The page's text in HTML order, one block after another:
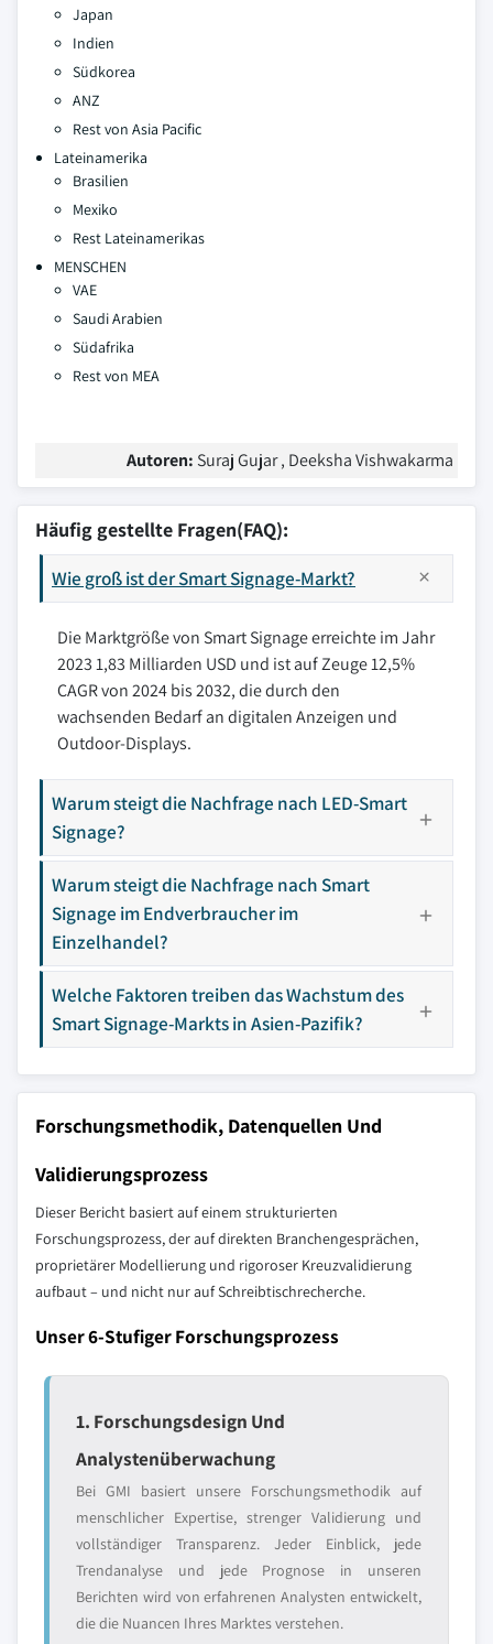
Japan
Indien
Südkorea
ANZ
Rest von Asia Pacific
Lateinamerika
Brasilien
Mexiko
Rest Lateinamerikas
MENSCHEN
VAE
Saudi Arabien
Südafrika
Rest von MEA
Autoren: Suraj Gujar , Deeksha Vishwakarma
Häufig gestellte Fragen(FAQ):
Wie groß ist der Smart Signage-Markt?
Die Marktgröße von Smart Signage erreichte im Jahr
2023 1,83 Milliarden USD und ist auf Zeuge 12,5%
CAGR von 2024 bis 2032, die durch den
wachsenden Bedarf an digitalen Anzeigen und
Outdoor-Displays.
Warum steigt die Nachfrage nach LED-Smart
Signage?
Warum steigt die Nachfrage nach Smart
Signage im Endverbraucher im
Einzelhandel?
Welche Faktoren treiben das Wachstum des
Smart Signage-Markts in Asien-Pazifik?
Forschungsmethodik, Datenquellen Und
Validierungsprozess
Dieser Bericht basiert auf einem strukturierten
Forschungsprozess, der auf direkten Branchengesprächen,
proprietärer Modellierung und rigoroser Kreuzvalidierung
aufbaut – und nicht nur auf Schreibtischrecherche.
Unser 6-Stufiger Forschungsprozess
1. Forschungsdesign Und
Analystenüberwachung
Bei GMI basiert unsere Forschungsmethodik auf
menschlicher Expertise, strenger Validierung und
vollständiger Transparenz. Jeder Einblick, jede
Trendanalyse und jede Prognose in unseren
Berichten wird von erfahrenen Analysten entwickelt,
die die Nuancen Ihres Marktes verstehen.